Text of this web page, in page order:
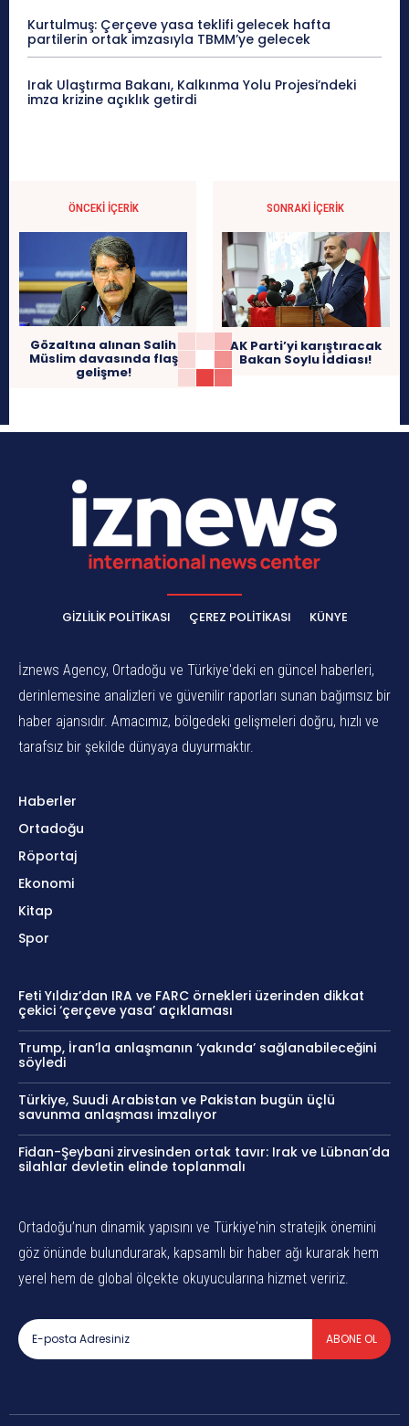
Kurtulmuş: Çerçeve yasa teklifi gelecek hafta
partilerin ortak imzasıyla TBMM’ye gelecek
Irak Ulaştırma Bakanı, Kalkınma Yolu Projesi’ndeki
imza krizine açıklık getirdi
ÖNCEKI İÇERIK
Gözaltına alınan Salih
Müslim davasında flaş
gelişme!
SONRAKI İÇERIK
AK Parti’yi karıştıracak
Bakan Soylu İddiası!
GIZLILIK POLITIKASI ÇEREZ POLITIKASI KÜNYE
İznews Agency, Ortadoğu ve Türkiye'deki en güncel haberleri,
derinlemesine analizleri ve güvenilir raporları sunan bağımsız bir
haber ajansıdır. Amacımız, bölgedeki gelişmeleri doğru, hızlı ve
tarafsız bir şekilde dünyaya duyurmaktır.
Haberler
Ortadoğu
Röportaj
Ekonomi
Kitap
Spor
Feti Yıldız’dan IRA ve FARC örnekleri üzerinden dikkat
çekici ‘çerçeve yasa’ açıklaması
Trump, İran’la anlaşmanın ‘yakında’ sağlanabileceğini
söyledi
Türkiye, Suudi Arabistan ve Pakistan bugün üçlü
savunma anlaşması imzalıyor
Fidan-Şeybani zirvesinden ortak tavır: Irak ve Lübnan’da
silahlar devletin elinde toplanmalı
Ortadoğu’nun dinamik yapısını ve Türkiye'nin stratejik önemini
göz önünde bulundurarak, kapsamlı bir haber ağı kurarak hem
yerel hem de global ölçekte okuyucularına hizmet veririz.
ABONE OL